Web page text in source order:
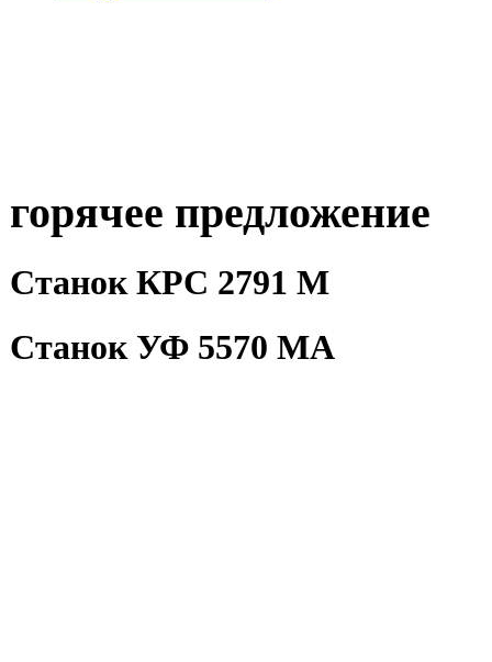
горячее предложение
Станок КРС 2791 М
Станок УФ 5570 МА